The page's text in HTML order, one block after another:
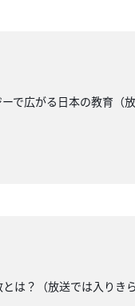
広がる日本の教育（
？（放送では入りき